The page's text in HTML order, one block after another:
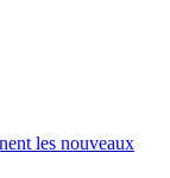
les nouveaux